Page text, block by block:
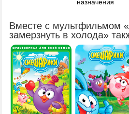
назначения
Вместе с мультфильмом
замерзнуть в холода»